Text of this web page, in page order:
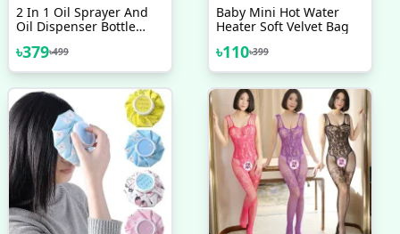
2 In 1 Oil Sprayer And
Oil Dispenser Bottle
৳379৳499
Baby Mini Hot Water
Heater Soft Velvet Bag
৳110৳399